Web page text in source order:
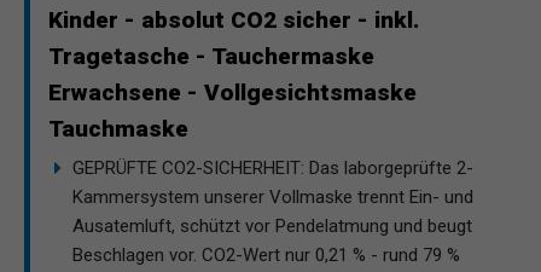
Kinder - absolut CO2 sicher - inkl.
Tragetasche - Tauchermaske
Erwachsene - Vollgesichtsmaske
Tauchmaske
GEPRÜFTE CO2-SICHERHEIT: Das laborgeprüfte 2-
Kammersystem unserer Vollmaske trennt Ein- und
Ausatemluft, schützt vor Pendelatmung und beugt
Beschlagen vor. CO2-Wert nur 0,21 % - rund 79 %